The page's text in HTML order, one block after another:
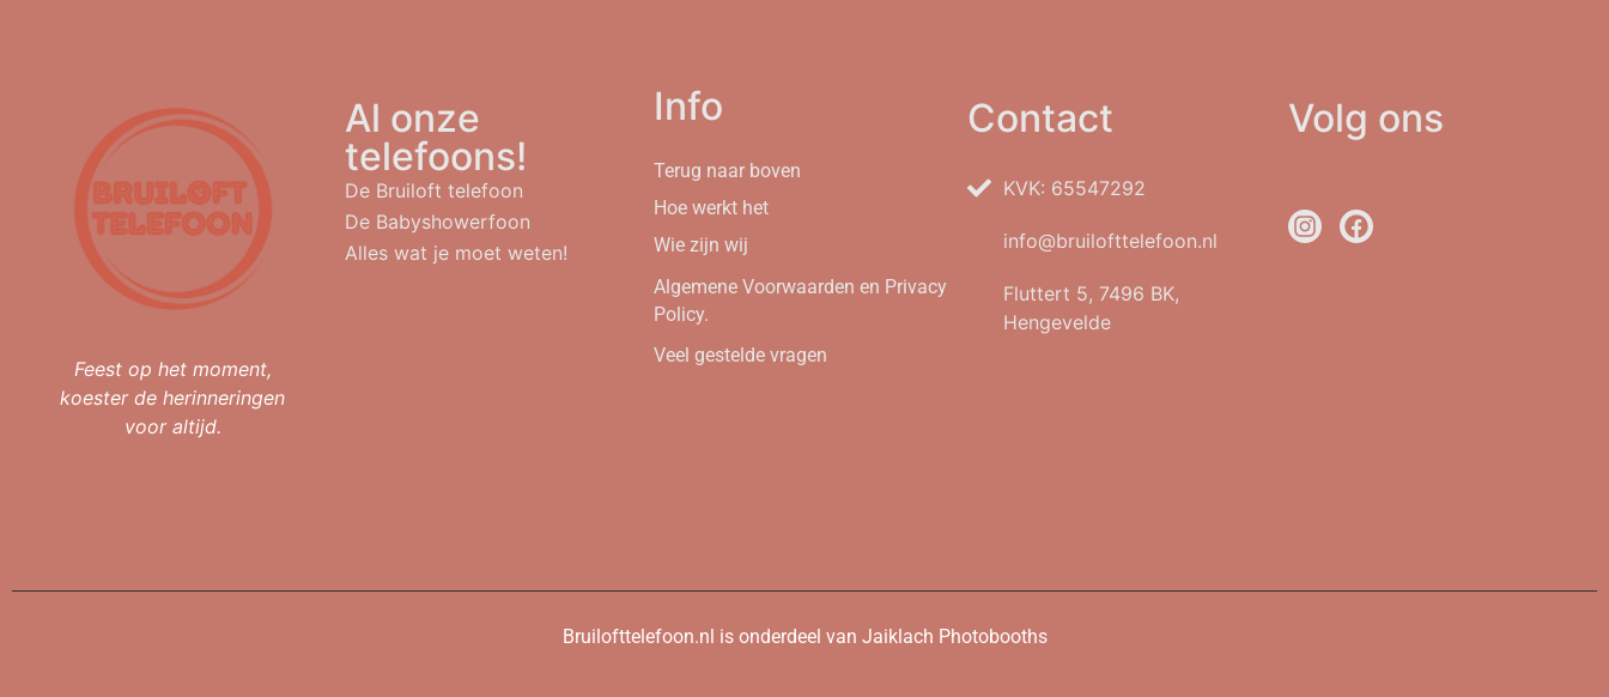
Feest op het moment,
koester de herinneringen
voor altijd.
Al onze
telefoons!
De Bruiloft telefoon
De Babyshowerfoon
Alles wat je moet weten!
Info
Terug naar boven
Hoe werkt het
Wie zijn wij
Algemene Voorwaarden en Privacy
Policy.
Veel gestelde vragen
Contact
KVK: 65547292
info@bruilofttelefoon.nl
Fluttert 5, 7496 BK,
Hengevelde
Volg ons
Bruilofttelefoon.nl is onderdeel van Jaiklach Photobooths